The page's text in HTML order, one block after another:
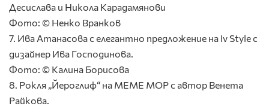
Десислава и Никола Карадамянови
Фото: © Ненко Вранков
7. Ива Атанасова с елегантно предложение на Iv Style с
дизайнер Ива Господинова.
Фото: © Калина Борисова
8. Рокля „Йероглиф“ на МЕМЕ МОР с автор Венета
Райкова.